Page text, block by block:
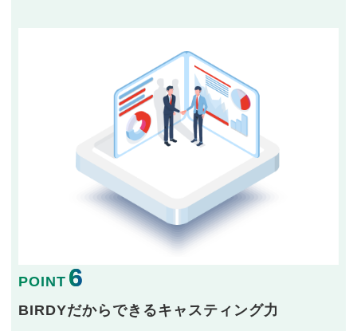
POINT 6
BIRDYだからできるキャスティング力